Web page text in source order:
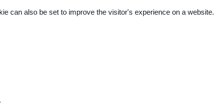
can also be set to improve the visitor's experience on a website.